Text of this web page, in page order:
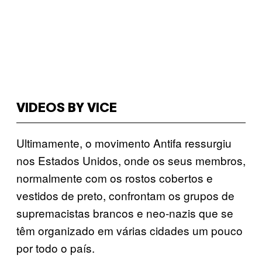
VIDEOS BY VICE
Ultimamente, o movimento Antifa ressurgiu
nos Estados Unidos, onde os seus membros,
normalmente com os rostos cobertos e
vestidos de preto, confrontam os grupos de
supremacistas brancos e neo-nazis que se
têm organizado em várias cidades um pouco
por todo o país.